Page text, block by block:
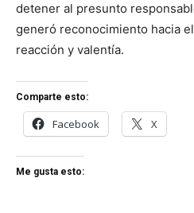
detener al presunto
generó reconocimiento hacia
reacción y valentía.
Comparte esto:
Facebook X
Me gusta esto: